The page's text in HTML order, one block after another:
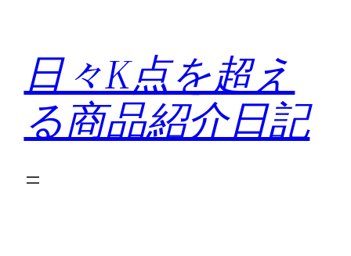
日々K点を超え
る商品紹介日記